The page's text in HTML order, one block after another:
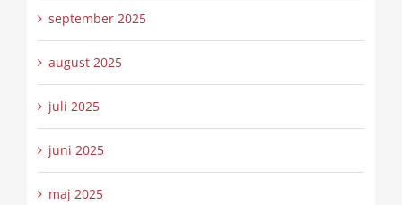
september 2025
august 2025
juli 2025
juni 2025
maj 2025